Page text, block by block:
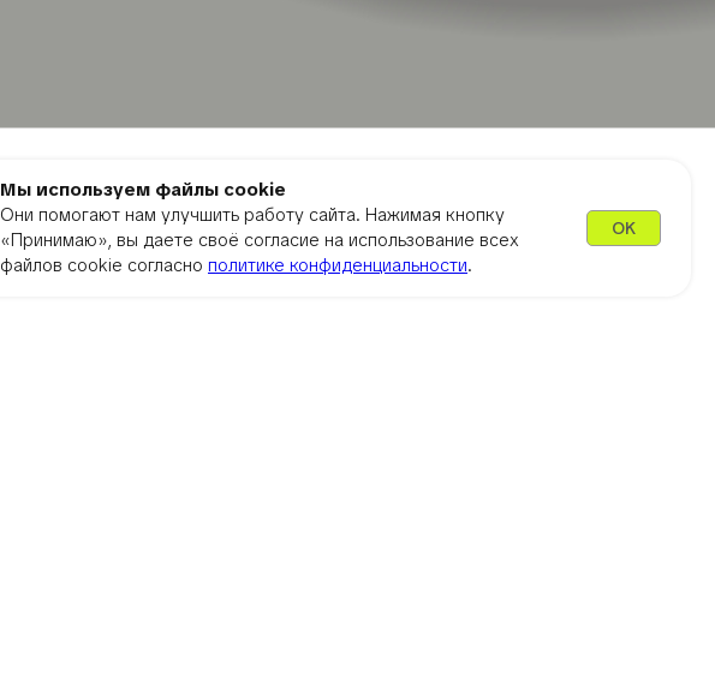
Мы используем файлы cookie
Они помогают нам улучшить работу сайта. Нажимая кнопку
«Принимаю», вы даете своё согласие на использование всех
файлов cookie согласно политике конфиденциальности.
OK